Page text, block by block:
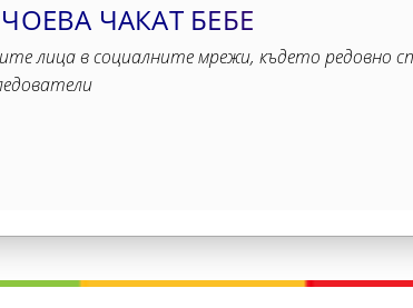
ЧАКАТ БЕБЕ
лица в социалните мрежи, където редовно